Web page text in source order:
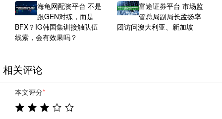
海龟网配资平台 不是
跟GEN对练，而是
BFX？IG韩国集训接触队伍
线索，会有效果吗？
富途证券平台 市场监
管总局副局长孟扬率
团访问澳大利亚、新加坡
相关评论
本文评分*